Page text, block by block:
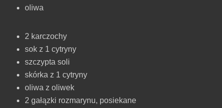
oliwa
2 karczochy
sokz 1 cytryny
szczypta soli
skórka z 1 cytryny
oliwa z oliwek
2 gałązki rozmarynu, posiekane